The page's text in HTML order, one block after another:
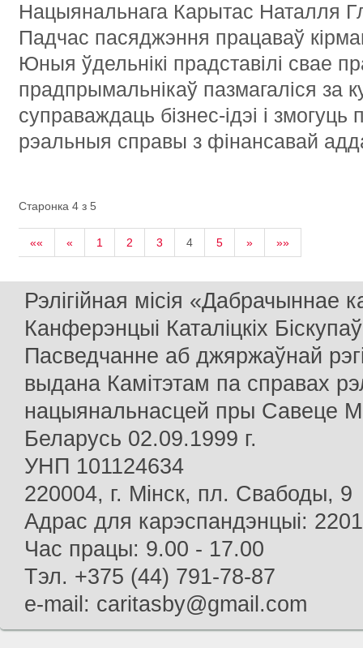
Нацыянальнага Карытас Наталля
Падчас пасяджэння працаваў
Юныя ўдельнікі прадставілі свае
прадпрымальнікаў пазмагаліся за
суправаждаць бізнес-ідэі і змогуць
рэальныя справы з фінансавай
Старонка 4 з 5
«« « 1 2 3 4 5 » »»
Рэлігійная місія «Дабрачыннае
Канферэнцыі Каталіцкіх
Пасведчанне аб джяржаўнай
выдана Камітэтам па справах
нацыянальнасцей пры Савеце
Беларусь 02.09.1999 г.
УНП 101124634
220004, г. Мінск, пл. Свабоды, 9
Адрас для карэспандэнцыі:
Час працы: 9.00 - 17.00
Тэл. +375 (44) 791-78-87
e-mail: caritasby@gmail.com